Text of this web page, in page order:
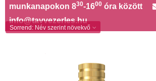
munkanapokon 830-1600 óra között
info@tavvezerles.hu
Sorrend: Név szerint növekvő
SONOFF Hydro ONE Smart
Valve with Flow